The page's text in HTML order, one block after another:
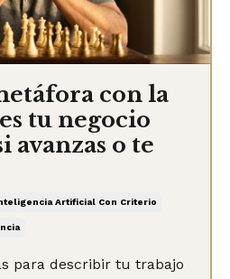
con la
tu negocio
avanzas o te
Artificial Con Criterio
para describir tu trabajo